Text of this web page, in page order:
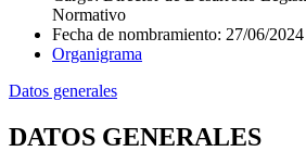
Normativo
Fecha de nombramiento: 27/06/2024
Organigrama
Datos generales
DATOS GENERALES